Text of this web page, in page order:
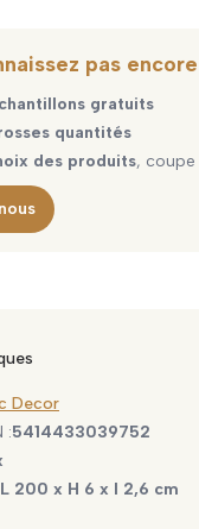
pas
gratuits
quantités
des produits,
Decor
:5414433039752
L 200 x H 6 x l 2,6 cm